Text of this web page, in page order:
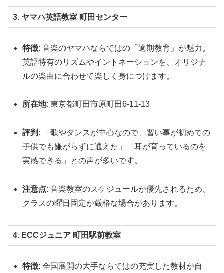
3. ヤマハ英語教室 町田センター
特徴: 音楽のヤマハならではの「適期教育」が魅力。
英語特有のリズムやイントネーションを、オリジナ
ルの楽曲に合わせて楽しく身につけます。
所在地: 東京都町田市原町田6-11-13
評判 : 「歌やダンスが中心なので、習い事が初めての
子供でも嫌がらずに通えた」「耳が育っているのを
実感できる」との声が多いです。
注意点: 音楽教室のスケジュールが優先されるため、
クラスの曜日固定が厳格な場合があります。
4. ECCジュニア 町田駅前教室
特徴: 全国展開の大手ならではの充実した教材が自